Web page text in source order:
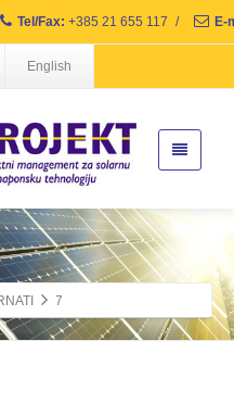
Tel/Fax: +385 21 655 117 / E-
English
7